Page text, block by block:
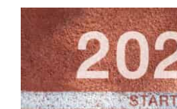
Charging
time
Write a
book